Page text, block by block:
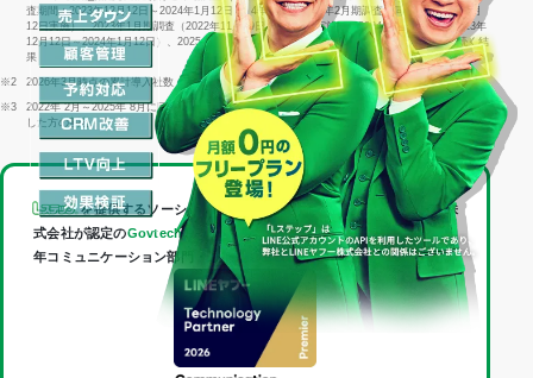
を提供するソーシャルデータバンク株式会社は、
LINEヤフー株
式会社が認定のGovtech Partnerであり、Technology Partner（2026
年コミュニケーション部門・最上位「Premier」）に認定されました。
査期間：2023年12月12日～2024年1月12日 ｜ 4年連続＝2022年2月期調査（同年1月25日～2月
12日実施）、2023年1月期調査（2022年11月29日～1月16日実施）、2024年1月期調査（2023年
12月12日～2024年1月12日）、2025年1月期調査（2024年12月23日～2025年1月15日）に続く結
果
※2 2026年3月時点の累計導入社数
※3
2022年 2月～2025年 8月に回答した個別相談サポートアンケート1316件のうち「満足」と回答
した方の割合